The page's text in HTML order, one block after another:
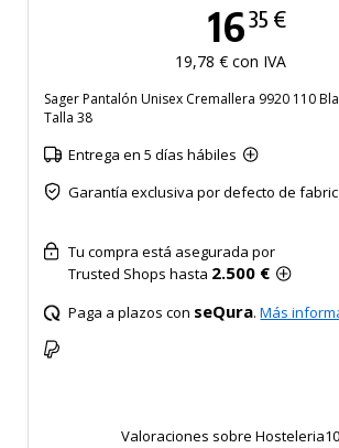
1635 €
19,78 € con IVA
Sager Pantalón Unisex Cremallera 9920 110
Talla 38
Entrega en 5 días hábiles
Garantía exclusiva por defecto de
Tu compra está asegurada por
Trusted Shops hasta 2.500 €
Paga a plazos con seQura.Más
Valoraciones sobre